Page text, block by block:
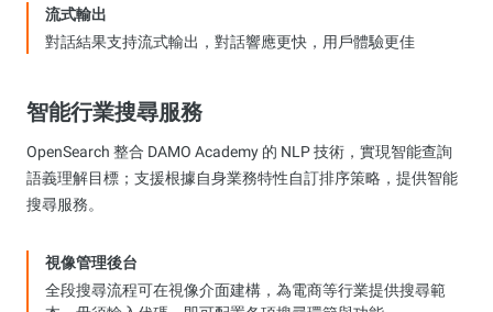
流式輸出
對話結果支持流式輸出，對話響應更快，用戶體驗更佳
智能行業搜尋服務
OpenSearch 整合 DAMO Academy 的 NLP 技術，實現智能查詢
語義理解目標；支援根據自身業務特性自訂排序策略，提供智能
搜尋服務。
視像管理後台
全段搜尋流程可在視像介面建構，為電商等行業提供搜尋範